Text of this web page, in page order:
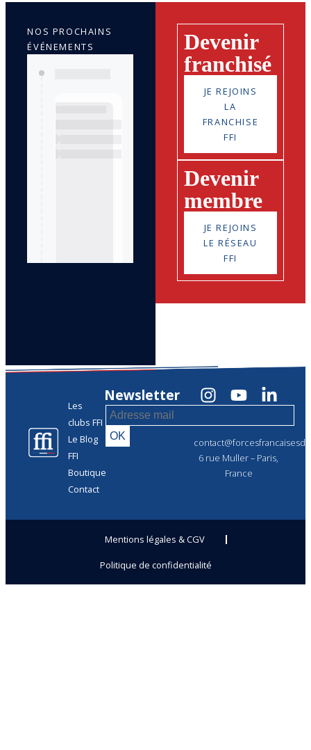
Devenir
franchisé
JE REJOINS
LA
FRANCHISE
FFI
Devenir
membre
JE REJOINS
LE RÉSEAU
FFI
NOS PROCHAINS
ÉVÉNEMENTS
Les
clubs FFI
Le Blog
FFI
Boutique
Contact
6 rue Muller – Paris,
France
Newsletter
Mentions légales & CGV
Politique de confidentialité